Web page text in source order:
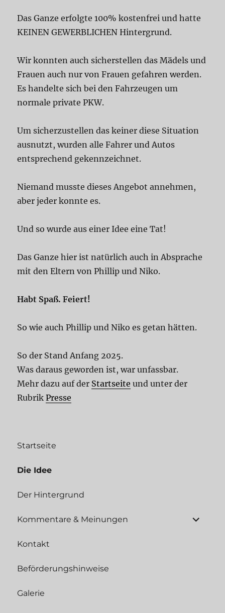
Das Ganze erfolgte 100% kostenfrei und hatte
KEINEN GEWERBLICHEN Hintergrund.
Wir konnten auch sicherstellen das Mädels und
Frauen auch nur von Frauen gefahren werden.
Es handelte sich bei den Fahrzeugen um
normale private PKW.
Um sicherzustellen das keiner diese Situation
ausnutzt, wurden alle Fahrer und Autos
entsprechend gekennzeichnet.
Niemand musste dieses Angebot annehmen,
aber jeder konnte es.
Und so wurde aus einer Idee eine Tat!
Das Ganze hier ist natürlich auch in Absprache
mit den Eltern von Phillip und Niko.
Habt Spaß. Feiert!
So wie auch Phillip und Niko es getan hätten.
So der Stand Anfang 2025.
Was daraus geworden ist, war unfassbar.
Mehr dazu auf der Startseite und unter der
RubrikPresse
Startseite
Die Idee
Der Hintergrund
Kommentare & Meinungen
öffnen
Kontakt
Beförderungshinweise
Galerie